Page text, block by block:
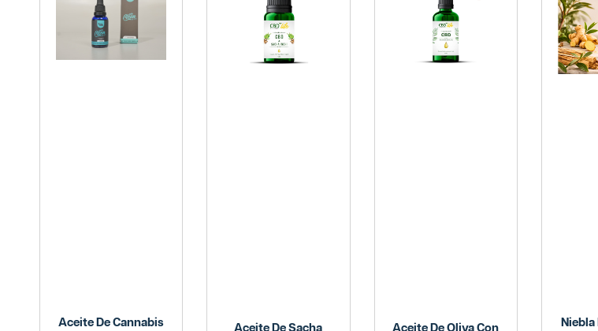
Aceite De Cannabis
Aceite De Sacha
Aceite De Oliva Con
Niebla